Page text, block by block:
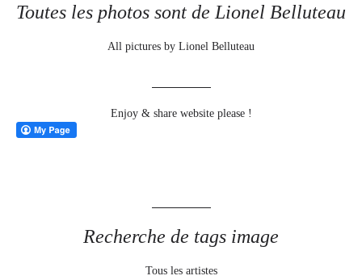
Toutes les photos sont de Lionel Belluteau
All pictures by Lionel Belluteau
Enjoy & share website please !
Recherche de tags image
Tous les artistes